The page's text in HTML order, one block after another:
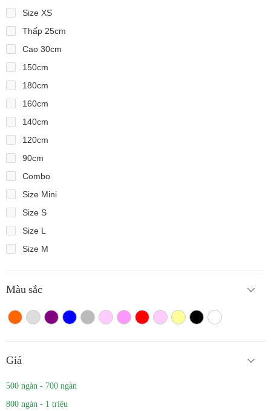
Size XS
Thấp 25cm
Cao 30cm
150cm
180cm
160cm
140cm
120cm
90cm
Combo
Size Mini
Size S
Size L
Size M
Màu sắc
Màu camTrắng màu
Tím Xanh Xám Hồng nhạtHồng đậm
Đỏ HồngVàngMàu đenTrắng
Giá
500 ngàn - 700 ngàn
800 ngàn - 1 triệu